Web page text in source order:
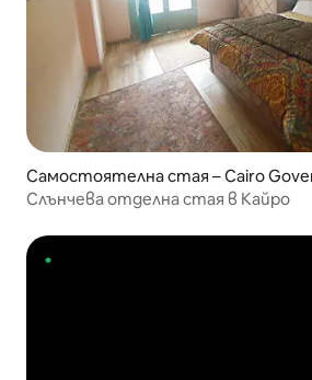
Самостоятелна стая – Cairo
Слънчева отделна стая в Кайро